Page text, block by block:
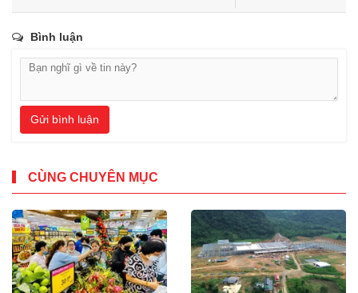
Bình luận
Gửi bình luận
CÙNG CHUYÊN MỤC